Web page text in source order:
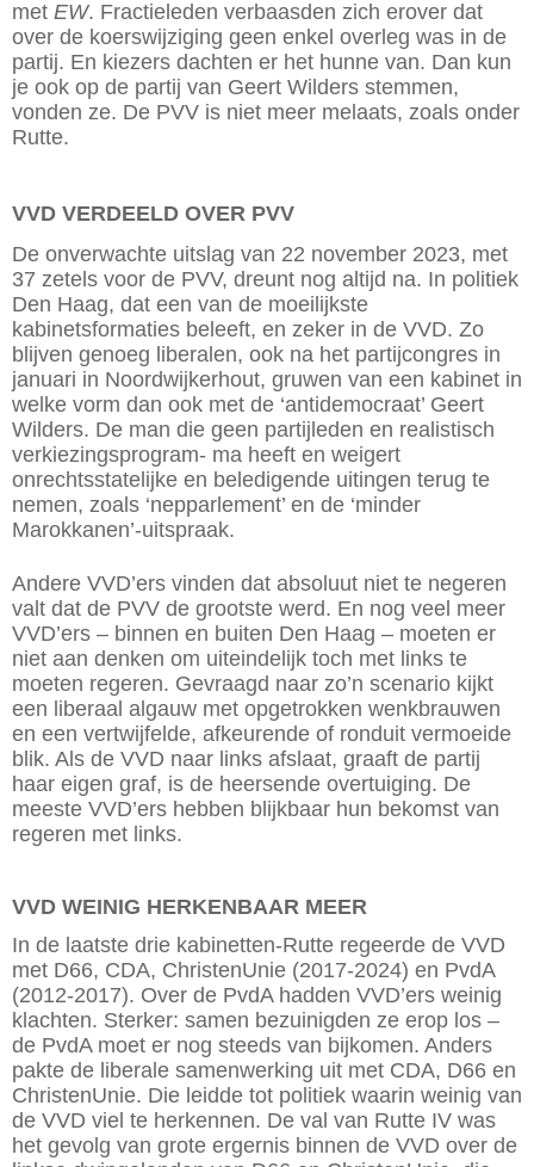
met EW. Fractieleden verbaasden zich erover dat
over de koerswijziging geen enkel overleg was in de
partij. En kiezers dachten er het hunne van. Dan kun
je ook op de partij van Geert Wilders stemmen,
vonden ze. De PVV is niet meer melaats, zoals onder
Rutte.
VVD VERDEELD OVER PVV
De onverwachte uitslag van 22 november 2023, met
37 zetels voor de PVV, dreunt nog altijd na. In politiek
Den Haag, dat een van de moeilijkste
kabinetsformaties beleeft, en zeker in de VVD. Zo
blijven genoeg liberalen, ook na het partijcongres in
januari in Noordwijkerhout, gruwen van een kabinet in
welke vorm dan ook met de ‘antidemocraat’ Geert
Wilders. De man die geen partijleden en realistisch
verkiezingsprogram- ma heeft en weigert
onrechtsstatelijke en beledigende uitingen terug te
nemen, zoals ‘nepparlement’ en de ‘minder
Marokkanen’-uitspraak.
Andere VVD’ers vinden dat absoluut niet te negeren
valt dat de PVV de grootste werd. En nog veel meer
VVD’ers – binnen en ­buiten Den Haag – moeten er
niet aan denken om uiteindelijk toch met links te
moeten regeren. Gevraagd naar zo’n scenario kijkt
een liberaal algauw met opgetrokken wenkbrauwen
en een vertwijfelde, afkeurende of ronduit vermoeide
blik. Als de VVD naar links afslaat, graaft de partij
haar eigen graf, is de heersende overtuiging. De
meeste VVD’ers hebben blijkbaar hun bekomst van
regeren met links.
VVD WEINIG HERKENBAAR MEER
In de laatste drie kabinetten-Rutte regeerde de VVD
met D66, CDA, ChristenUnie (2017-2024) en PvdA
(2012-2017). Over de PvdA hadden VVD’ers weinig
klachten. Sterker: samen bezuinigden ze erop los –
de PvdA moet er nog steeds van bijkomen. Anders
pakte de liberale samenwerking uit met CDA, D66 en
ChristenUnie. Die leidde tot politiek waarin weinig van
de VVD viel te herkennen. De val van Rutte IV was
het gevolg van grote ergernis binnen de VVD over de